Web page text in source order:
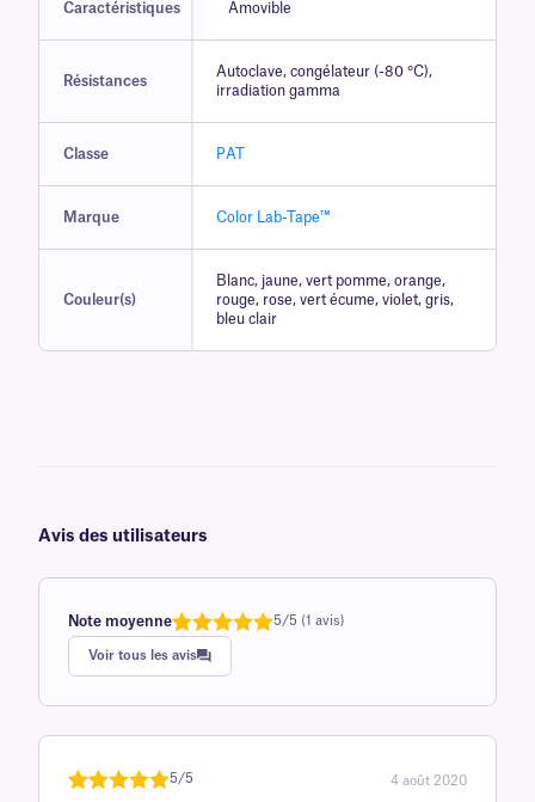
Caractéristiques Amovible
Résistances
Autoclave, congélateur (-80 °C),
irradiation gamma
Classe PAT
Marque Color Lab-Tape™
Couleur(s)
Blanc, jaune, vert pomme, orange,
rouge, rose, vert écume, violet, gris,
bleu clair
Avis des utilisateurs
Note moyenne
Note
sur 5
basée sur
1
avis client
5/5 (1 avis)
Voir tous les avis
5/5 4 août 2020